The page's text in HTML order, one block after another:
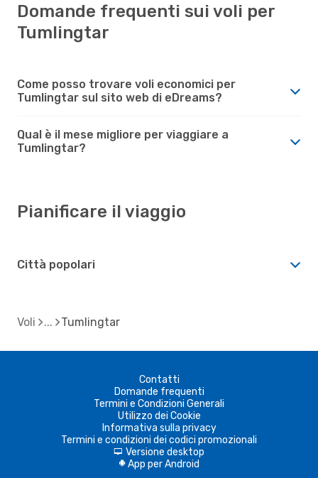
Domande frequenti sui voli per
Tumlingtar
Come posso trovare voli economici per
Tumlingtar sul sito web di eDreams?
Qual è il mese migliore per viaggiare a
Tumlingtar?
Pianificare il viaggio
Città popolari
Voli Tumlingtar
Contatti
Domande frequenti
Termini e Condizioni Generali
Utilizzo dei Cookie
Informativa sulla privacy
Termini e condizioni dei codici promozionali
d Versione desktop
A App per Android